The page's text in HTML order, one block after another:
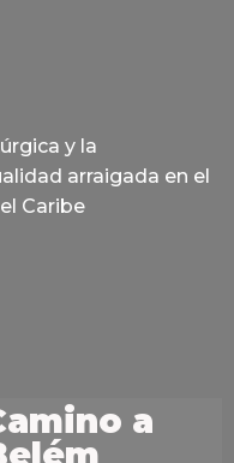
y la
arraigada en el
Caribe
a